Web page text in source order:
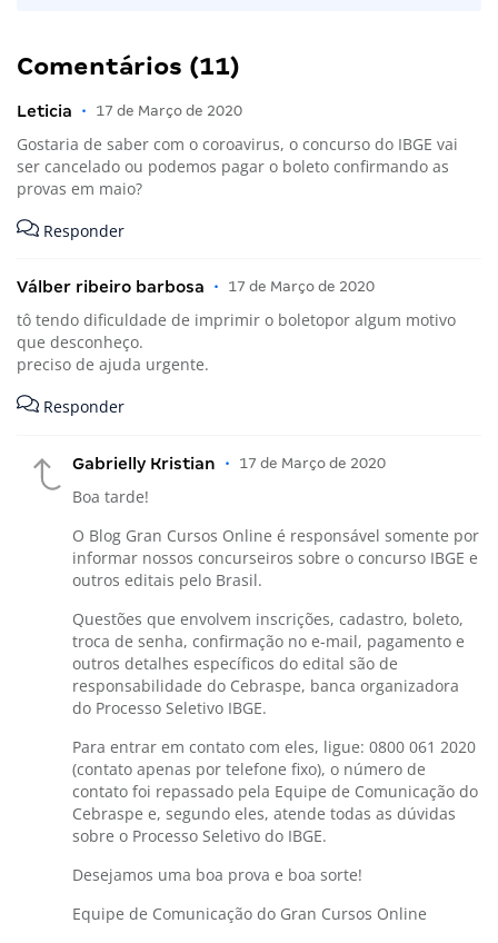
Comentários (11)
Leticia • 17 de Março de 2020
Gostaria de saber com o coroavirus, o concurso do IBGE vai
ser cancelado ou podemos pagar o boleto confirmando as
provas em maio?
Responder
Válber ribeiro barbosa • 17 de Março de 2020
tô tendo dificuldade de imprimir o boletopor algum motivo
que desconheço.
preciso de ajuda urgente.
Responder
Gabrielly Kristian • 17 de Março de 2020
Boa tarde!
O Blog Gran Cursos Online é responsável somente por
informar nossos concurseiros sobre o concurso IBGE e
outros editais pelo Brasil.
Questões que envolvem inscrições, cadastro, boleto,
troca de senha, confirmação no e-mail, pagamento e
outros detalhes específicos do edital são de
responsabilidade do Cebraspe, banca organizadora
do Processo Seletivo IBGE.
Para entrar em contato com eles, ligue: 0800 061 2020
(contato apenas por telefone fixo), o número de
contato foi repassado pela Equipe de Comunicação do
Cebraspe e, segundo eles, atende todas as dúvidas
sobre o Processo Seletivo do IBGE.
Desejamos uma boa prova e boa sorte!
Equipe de Comunicação do Gran Cursos Online